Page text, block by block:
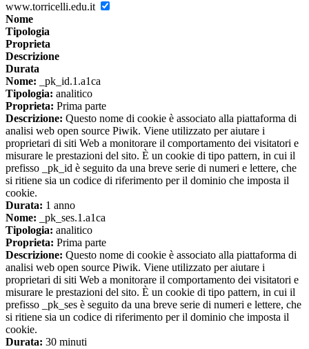
www.torricelli.edu.it
Nome
Tipologia
Proprieta
Descrizione
Durata
Nome: _pk_id.1.a1ca
Tipologia: analitico
Proprieta: Prima parte
Descrizione: Questo nome di cookie è associato alla piattaforma di
analisi web open source Piwik. Viene utilizzato per aiutare i
proprietari di siti Web a monitorare il comportamento dei visitatori e
misurare le prestazioni del sito. È un cookie di tipo pattern, in cui il
prefisso _pk_id è seguito da una breve serie di numeri e lettere, che
si ritiene sia un codice di riferimento per il dominio che imposta il
cookie.
Durata: 1 anno
Nome: _pk_ses.1.a1ca
Tipologia: analitico
Proprieta: Prima parte
Descrizione: Questo nome di cookie è associato alla piattaforma di
analisi web open source Piwik. Viene utilizzato per aiutare i
proprietari di siti Web a monitorare il comportamento dei visitatori e
misurare le prestazioni del sito. È un cookie di tipo pattern, in cui il
prefisso _pk_ses è seguito da una breve serie di numeri e lettere, che
si ritiene sia un codice di riferimento per il dominio che imposta il
cookie.
Durata: 30 minuti